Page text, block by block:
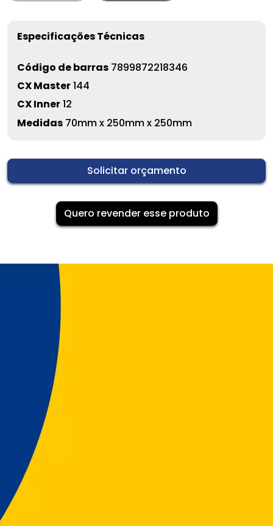
Especificações Técnicas
Código de barras 7899872218346
CX Master144
CX Inner12
Medidas 70mm x 250mm x 250mm
Solicitar orçamento
Quero revender esse produto